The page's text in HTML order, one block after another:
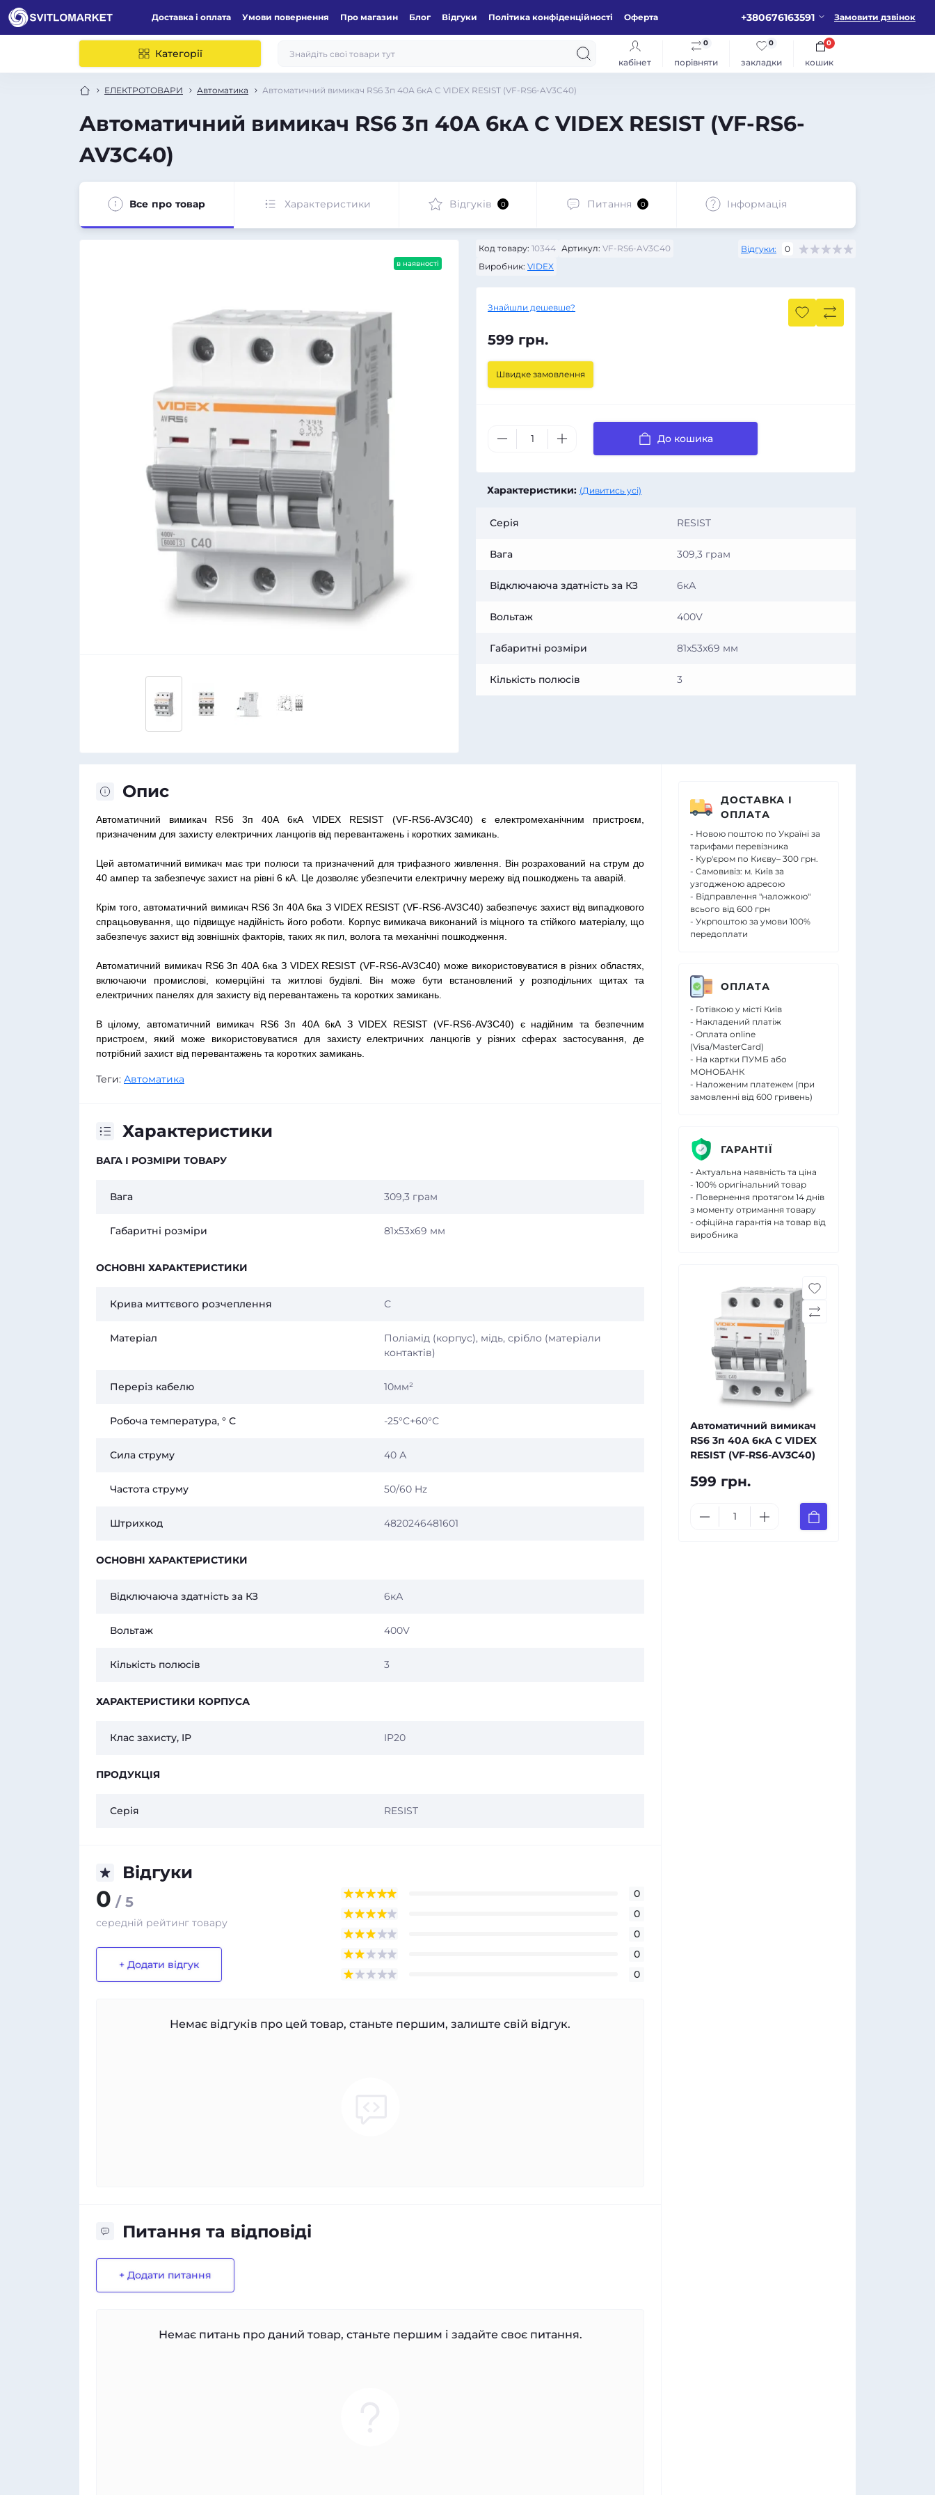
Доставка і оплата Умови повернення Про магазин Блог Відгуки Політика конфіденційності Оферта +380676163591 Замовити дзвінок
Категорії
кабінет порівняти
0
закладки
0
кошик
0
ЕЛЕКТРОТОВАРИ Автоматика Автоматичний вимикач RS6 3п 40А 6кА С VIDEX RESIST (VF-RS6-AV3C40)
Автоматичний вимикач RS6 3п 40А 6кА С VIDEX RESIST (VF-RS6-
AV3C40)
Все про товар Характеристики Відгуків 0 Питання 0 Iнформація
в наявності
Код товару: 10344 Артикул: VF-RS6-AV3C40
Виробник: VIDEX
Відгуки: 0
Знайшли дешевше?
599 грн.
Швидке замовлення
До кошика
Характеристики: (Дивитись усі)
Серія RESIST
Вага 309,3 грам
Відключаюча здатність за КЗ 6кА
Вольтаж 400V
Габаритні розміри 81x53x69 мм
Кількість полюсів 3
Опис
Автоматичний вимикач RS6 3п 40А 6кА VIDEX RESIST (VF-RS6-AV3C40) є електромеханічним пристроєм,
призначеним для захисту електричних ланцюгів від перевантажень і коротких замикань.
Цей автоматичний вимикач має три полюси та призначений для трифазного живлення. Він розрахований на струм до
40 ампер та забезпечує захист на рівні 6 кА. Це дозволяє убезпечити електричну мережу від пошкоджень та аварій.
Крім того, автоматичний вимикач RS6 3п 40А 6ка З VIDEX RESIST (VF-RS6-AV3C40) забезпечує захист від випадкового
спрацьовування, що підвищує надійність його роботи. Корпус вимикача виконаний із міцного та стійкого матеріалу, що
забезпечує захист від зовнішніх факторів, таких як пил, волога та механічні пошкодження.
Автоматичний вимикач RS6 3п 40А 6ка З VIDEX RESIST (VF-RS6-AV3C40) може використовуватися в різних областях,
включаючи промислові, комерційні та житлові будівлі. Він може бути встановлений у розподільних щитах та
електричних панелях для захисту від перевантажень та коротких замикань.
В цілому, автоматичний вимикач RS6 3п 40А 6кА З VIDEX RESIST (VF-RS6-AV3C40) є надійним та безпечним
пристроєм, який може використовуватися для захисту електричних ланцюгів у різних сферах застосування, де
потрібний захист від перевантажень та коротких замикань.
Теги: Автоматика
Характеристики
ВАГА І РОЗМІРИ ТОВАРУ
Вага 309,3 грам
Габаритні розміри 81x53x69 мм
ОСНОВНІ ХАРАКТЕРИСТИКИ
Крива миттєвого розчеплення С
Матеріал
Поліамід (корпус), мідь, срібло (матеріали
контактів)
Переріз кабелю 10мм²
Робоча температура, ° С -25°C+60°С
Сила струму 40 А
Частота струму 50/60 Hz
Штрихкод 4820246481601
ОСНОВНІ ХАРАКТЕРИСТИКИ
Відключаюча здатність за КЗ 6кА
Вольтаж 400V
Кількість полюсів 3
ХАРАКТЕРИСТИКИ КОРПУСА
Клас захисту, IP IP20
ПРОДУКЦІЯ
Серія RESIST
Відгуки
0 / 5
середній рейтинг товару
+ Додати відгук
0
0
0
0
0
Немає відгуків про цей товар, станьте першим, залиште свій відгук.
Питання та відповіді
+ Додати питання
Немає питань про даний товар, станьте першим і задайте своє питання.
ДОСТАВКА І
ОПЛАТА
- Новою поштою по Україні за
тарифами перевізника
- Кур'єром по Києву– 300 грн.
- Самовивіз: м. Київ за
узгодженою адресою
- Відправлення "наложкою"
всього від 600 грн
- Укрпоштою за умови 100%
передоплати
ОПЛАТА
- Готівкою у місті Київ
- Накладений платіж
- Оплата online
(Visa/MasterCard)
- На картки ПУМБ або
МОНОБАНК
- Наложеним платежем (при
замовленні від 600 гривень)
ГАРАНТІЇ
- Актуальна наявність та ціна
- 100% оригінальний товар
- Повернення протягом 14 днів
з моменту отримання товару
- офіційна гарантія на товар від
виробника
Автоматичний вимикач
RS6 3п 40А 6кА С VIDEX
RESIST (VF-RS6-AV3C40)
599 грн.